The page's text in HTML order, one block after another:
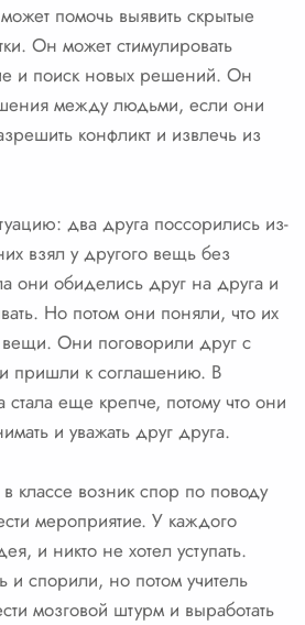
помочь выявить скрытые
Он может стимулировать
и поиск новых решений. Он
между людьми, если они
конфликт и извлечь из
два друга поссорились из-
взял у другого вещь без
они обиделись друг на друга и
Но потом они поняли, что их
Они поговорили друг с
пришли к соглашению. В
стала еще крепче, потому что они
и уважать друг друга.
классе возник спор по поводу
мероприятие. У каждого
и никто не хотел уступать.
и спорили, но потом учитель
мозговой штурм и выработать